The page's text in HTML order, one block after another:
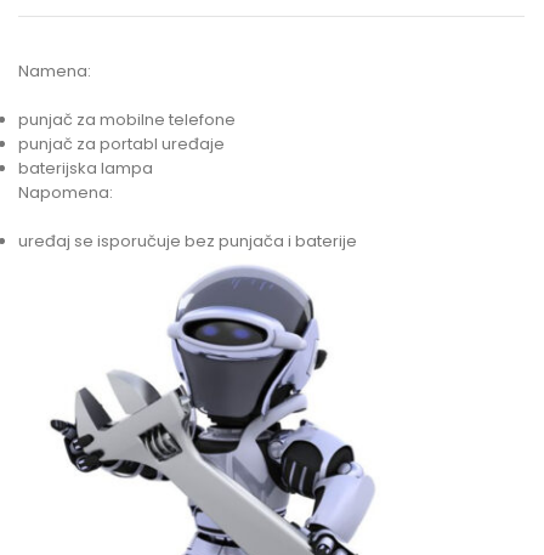
Namena:
punjač za mobilne telefone
punjač za portabl uređaje
baterijska lampa
Napomena:
uređaj se isporučuje bez punjača i baterije